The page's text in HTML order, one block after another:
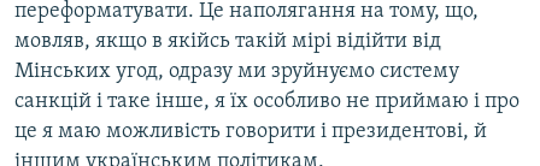
переформатувати. Це наполягання на тому, що,
мовляв, якщо в якійсь такій мірі відійти від
Мінських угод, одразу ми зруйнуємо систему
санкцій і таке інше, я їх особливо не приймаю і про
це я маю можливість говорити і президентові, й